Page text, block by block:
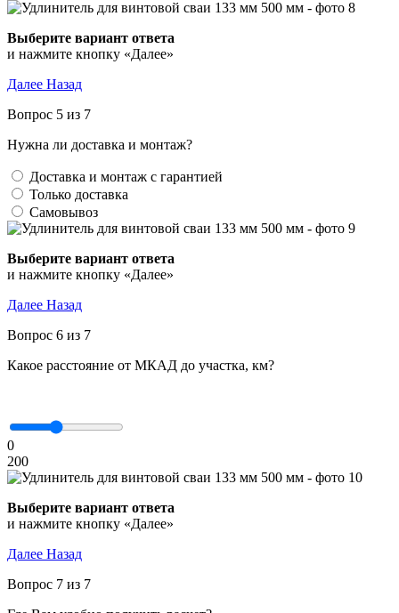
Выберите вариант ответа
и нажмите кнопку «Далее»
Далее Назад
Вопрос 5 из 7
Нужна ли доставка и монтаж?
Доставка и монтаж с гарантией
Только доставка
Самовывоз
Выберите вариант ответа
и нажмите кнопку «Далее»
Далее Назад
Вопрос 6 из 7
Какое расстояние от МКАД до участка, км?
0
200
Выберите вариант ответа
и нажмите кнопку «Далее»
Далее Назад
Вопрос 7 из 7